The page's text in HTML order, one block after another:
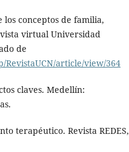
los conceptos de familia,
virtual Universidad
de
article/view/364
claves. Medellín:
terapéutico. Revista REDES,